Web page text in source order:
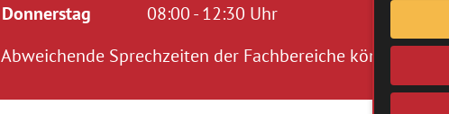
Donnerstag
08:00 - 12:30 Uhr
Abweichende Sprechzeiten der Fachbereiche können Sie